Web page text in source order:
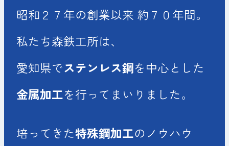
昭和２７年の創業以来 約７０年間。
私たち森鉄工所は、
愛知県でステンレス鋼を中心とした
金属加工を行ってまいりました。
培ってきた特殊鋼加工のノウハウ